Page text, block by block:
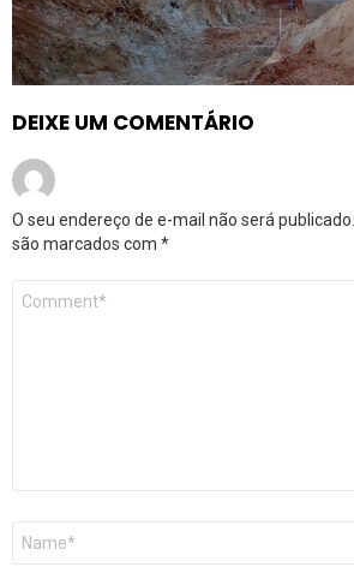
DEIXE UM COMENTÁRIO
O seu endereço de e-mail não será publicado.
são marcados com *
Comentário
Nome